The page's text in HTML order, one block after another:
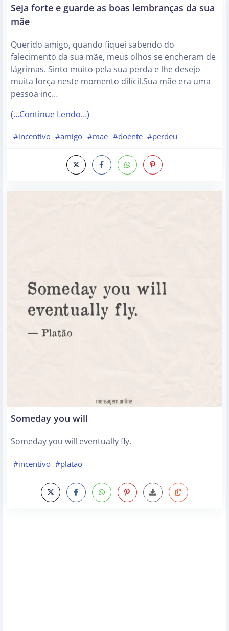
Seja forte e guarde as boas lembranças da sua
mãe
Querido amigo, quando fiquei sabendo do
falecimento da sua mãe, meus olhos se encheram de
lágrimas. Sinto muito pela sua perda e lhe desejo
muita força neste momento difícil.Sua mãe era uma
pessoa inc…
(…Continue Lendo…)
#incentivo #amigo #mae #doente #perdeu
Someday you will
Someday you will eventually fly.
#incentivo #platao